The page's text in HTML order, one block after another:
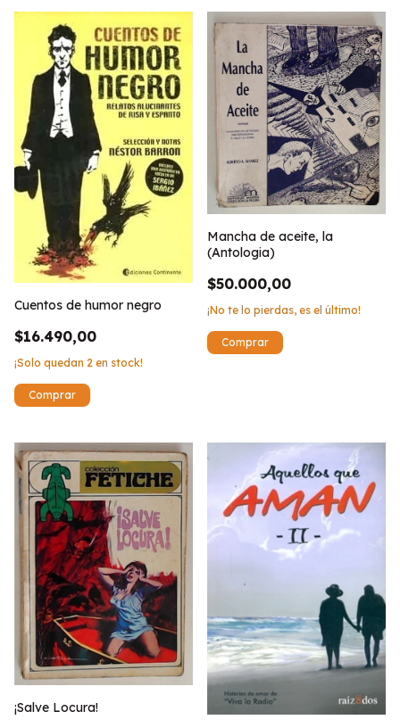
Cuentos de humor negro
$16.490,00
¡Solo quedan 2 en stock!
Mancha de aceite, la
(Antologia)
$50.000,00
¡No te lo pierdas, es el último!
¡Salve Locura!